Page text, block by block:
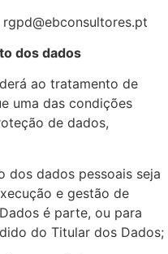
dos dados
ao tratamento de
uma das condições
de dados,
dos dados pessoais seja
e gestão de
é parte, ou para
do Titular dos Dados;